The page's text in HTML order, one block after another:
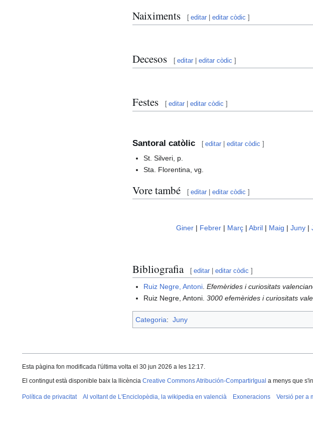
Naiximents [ editar |editar còdic ]
Decesos [ editar |editar còdic ]
Festes [ editar |editar còdic ]
Santoral catòlic [ editar |editar còdic ]
St. Silveri, p.
Sta. Florentina, vg.
Vore també [ editar |editar còdic ]
Giner | Febrer | Març | Abril | Maig | Juny |
Bibliografia [ editar |editar còdic ]
Ruiz Negre, Antoni .Efemèrides i curiositats
Ruiz Negre, Antoni.3000 efemèrides i curiositats
Categoria: Juny
Esta pàgina fon modificada l'última volta el 30 jun 2026 a les 12:17.
El contingut està disponible baix la llicència Creative Commons Atribución-CompartirIgual a menys que
Política de privacitat Al voltant de L'Enciclopèdia, la wikipedia en valencià Exoneracions Versió per a